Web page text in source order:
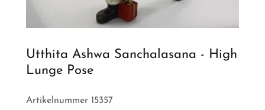
Utthita Ashwa Sanchalasana - High
Lunge Pose
Artikelnummer 15357